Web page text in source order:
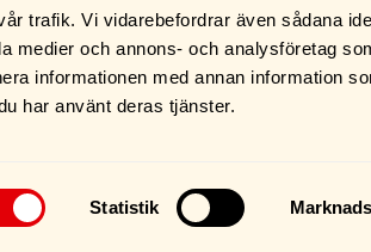
trafik. Vi vidarebefordrar även sådana
medier och annons- och analysföretag
informationen med annan information
har använt deras tjänster.
Statistik
AI Content Policy